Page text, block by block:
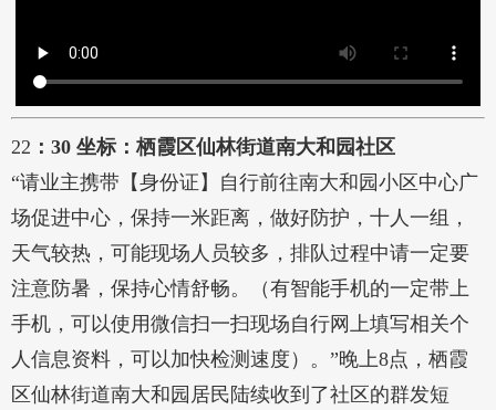
22 ：30 坐标：栖霞区仙林街道南大和园社区
“请业主携带【身份证】自行前往南大和园小区中心广
场促进中心，保持一米距离，做好防护，十人一组，
天气较热，可能现场人员较多，排队过程中请一定要
注意防暑，保持心情舒畅。（有智能手机的一定带上
手机，可以使用微信扫一扫现场自行网上填写相关个
人信息资料，可以加快检测速度）。”晚上8点，栖霞
区仙林街道南大和园居民陆续收到了社区的群发短